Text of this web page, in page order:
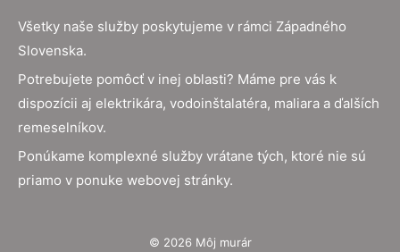
Všetky naše služby poskytujeme v rámci Západného
Slovenska.
Potrebujete pomôcť v inej oblasti? Máme pre vás k
dispozícii aj elektrikára, vodoinštalatéra, maliara a ďalších
remeselníkov.
Ponúkame komplexné služby vrátane tých, ktoré nie sú
priamo v ponuke webovej stránky.
© 2026 Môj murár